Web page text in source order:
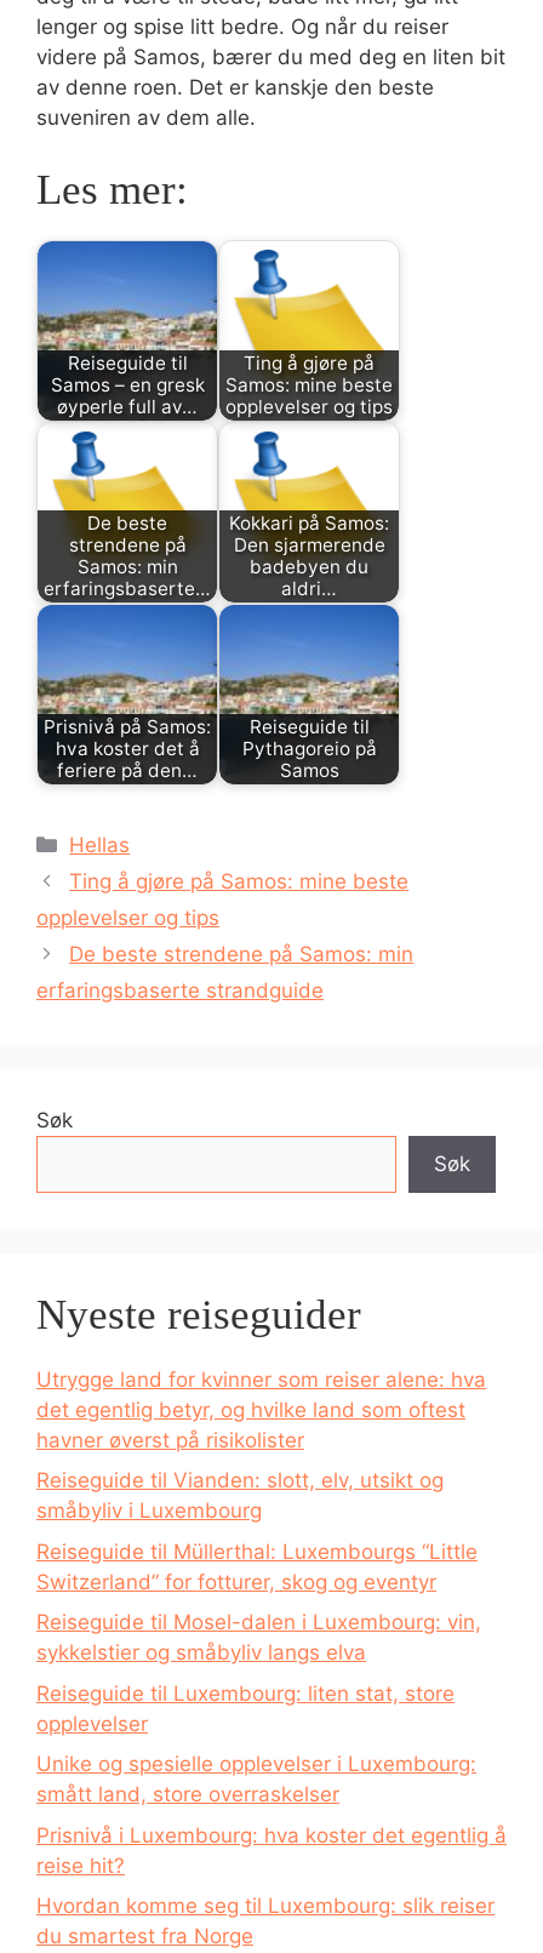
lenger og spise litt bedre. Og når du reiser
videre på Samos, bærer du med deg en liten bit
av denne roen. Det er kanskje den beste
suveniren av dem alle.
Les mer:
Reiseguide til
Samos – en gresk
øyperle full av…
Ting å gjøre på
Samos: mine beste
opplevelser og tips
De beste
strendene på
Samos: min
erfaringsbaserte…
Kokkari på Samos:
Den sjarmerende
badebyen du
aldri…
Prisnivå på Samos:
hva koster det å
feriere på den…
Reiseguide til
Pythagoreio på
Samos
Kategorier
Hellas
Ting å gjøre på Samos: mine beste
opplevelser og tips
De beste strendene på Samos: min
erfaringsbaserte strandguide
Søk
Søk
Nyeste reiseguider
Utrygge land for kvinner som reiser alene: hva
det egentlig betyr, og hvilke land som oftest
havner øverst på risikolister
Reiseguide til Vianden: slott, elv, utsikt og
småbyliv i Luxembourg
Reiseguide til Müllerthal: Luxembourgs “Little
Switzerland” for fotturer, skog og eventyr
Reiseguide til Mosel-dalen i Luxembourg: vin,
sykkelstier og småbyliv langs elva
Reiseguide til Luxembourg: liten stat, store
opplevelser
Unike og spesielle opplevelser i Luxembourg:
smått land, store overraskelser
Prisnivå i Luxembourg: hva koster det egentlig å
reise hit?
Hvordan komme seg til Luxembourg: slik reiser
du smartest fra Norge